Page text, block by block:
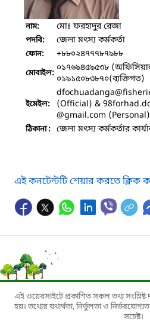
নাম: মোঃ ফরহাদুর রেজা
পদবি: জেলা মৎস্য কর্মকর্তা
ফোন: +৮৮০২৪৭৭৭৮৭৯৮৮
মোবাইল: ০১৭৬৯৪৫৯৫৩৮
০১৯১৫০৮৩৮৭০(ব্যক্তিগত)
ইমেইল:
dfochuadanga
(Official) &
@gmail.com (Personal)
ঠিকানা : জেলা মৎস্য কর্মকর্তার
এই কনটেন্টটি শেয়ার করতে ক্লিক
এই ওয়েবসাইটে প্রকাশিত সকল তথ্য সংশ্লিষ্ট
হয়। তথ্যের যথার্থতা, নির্ভুলতা ও
সচেষ্ট।